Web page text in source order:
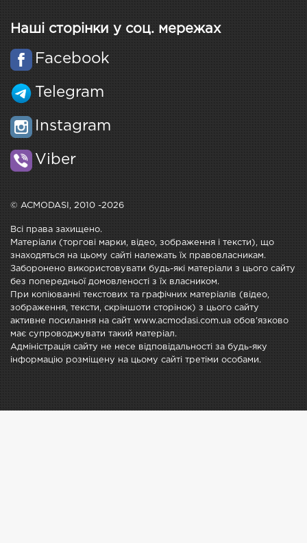
Наші сторінки у соц. мережах
Facebook
Telegram
Instagram
Viber
© ACMODASI, 2010 -2026
Всі права захищено.
Матеріали (торгові марки, відео, зображення і тексти), що
знаходяться на цьому сайті належать їх правовласникам.
Заборонено використовувати будь-які матеріали з цього сайту
без попередньої домовленості з їх власником.
При копіюванні текстових та графічних матеріалів (відео,
зображення, тексти, скріншоти сторінок) з цього сайту
активне посилання на сайт www.acmodasi.com.ua обов'язково
має супроводжувати такий матеріал.
Адміністрація сайту не несе відповідальності за будь-яку
інформацію розміщену на цьому сайті третіми особами.